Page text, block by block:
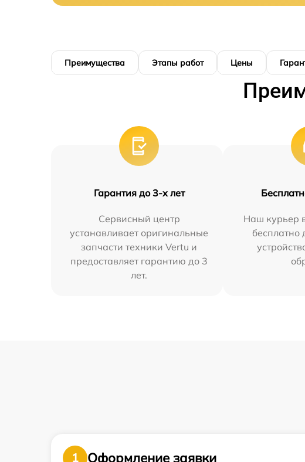
Преимущества Этапы работ Цены
Гарантия до 3-х лет
Сервисный центр
устанавливает оригинальные
запчасти техники Vertu и
предоставляет гарантию до 3
лет.
Наш курьер
бесплатно
1
Оформление заявки